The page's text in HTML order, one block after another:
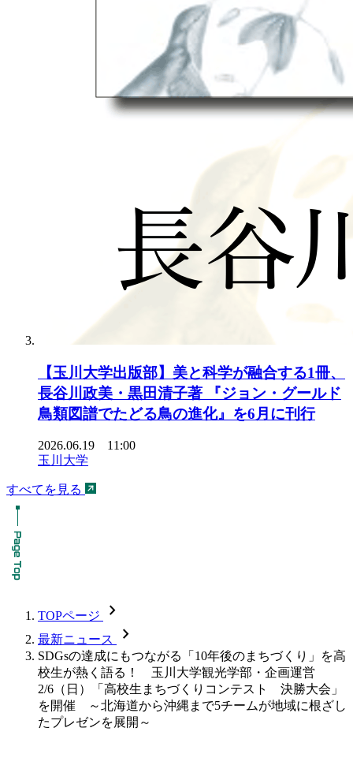
【玉川大学出版部】美と科学が融合する1冊、
長谷川政美・黒田清子著 『ジョン・グールド
鳥類図譜でたどる鳥の進化』を6月に刊行
2026.06.19 11:00
玉川大学
すべてを見る
TOPページ chevron_forward
最新ニュース chevron_forward
SDGsの達成にもつながる「10年後のまちづくり」を高
校生が熱く語る！ 玉川大学観光学部・企画運営
2/6（日）「高校生まちづくりコンテスト 決勝大会」
を開催 ～北海道から沖縄まで5チームが地域に根ざし
たプレゼンを展開～